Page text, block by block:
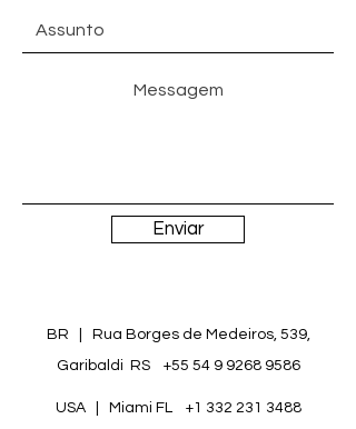
Enviar
BR | Rua Borges de Medeiros, 539,
Garibaldi RS +55 54 9 9268 9586
USA | Miami FL +1 332 231 3488